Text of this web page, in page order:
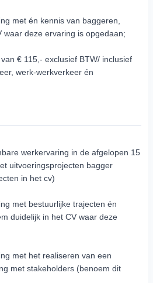
met én kennis van baggeren,
waar deze ervaring is opgedaan;
€ 115,- exclusief BTW/ inclusief
werk-werkverkeer én
werkervaring in de afgelopen 15
uitvoeringsprojecten bagger
in het cv)
met bestuurlijke trajecten én
duidelijk in het CV waar deze
met het realiseren van een
met stakeholders (benoem dit